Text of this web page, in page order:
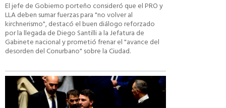
El jefe de Gobierno porteño consideró que el PRO y
LLA deben sumar fuerzas para "no volver al
kirchnerismo", destacó el buen diálogo reforzado
por la llegada de Diego Santilli a la Jefatura de
Gabinete nacional y prometió frenar el "avance del
desorden del Conurbano" sobre la Ciudad.